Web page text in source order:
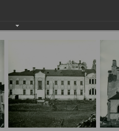
ГАУ «НПЦ по охране